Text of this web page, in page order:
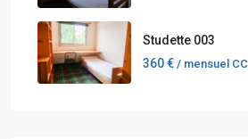
Studette 003
360 € / mensuel CC